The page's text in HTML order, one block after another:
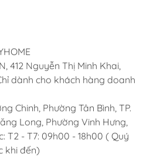
tầng của kệ đựng dao
ra vào kệ đựng dao
412 Nguyễn Thị Minh Khai,
dành cho khách hàng doanh
Chinh, Phường Tân Bình, TP.
Long, Phường Vinh Hưng,
T2 - T7: 09h00 - 18h00 ( Quý
khi đến)